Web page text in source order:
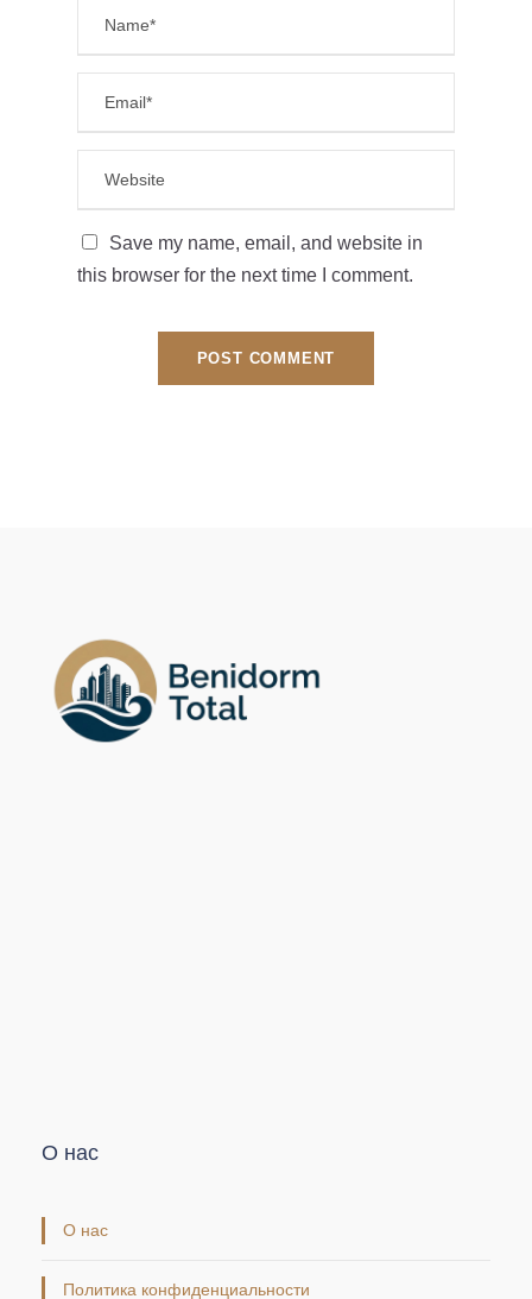
Save my name, email, and website in
this browser for the next time I comment.
О нас
О нас
Политика конфиденциальности